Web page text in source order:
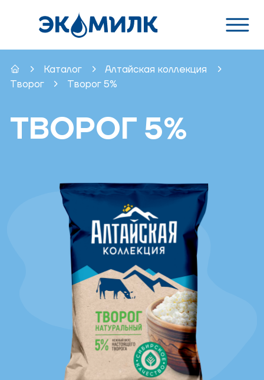
Каталог
Алтайская коллекция
Творог
Творог 5%
ТВОРОГ 5%